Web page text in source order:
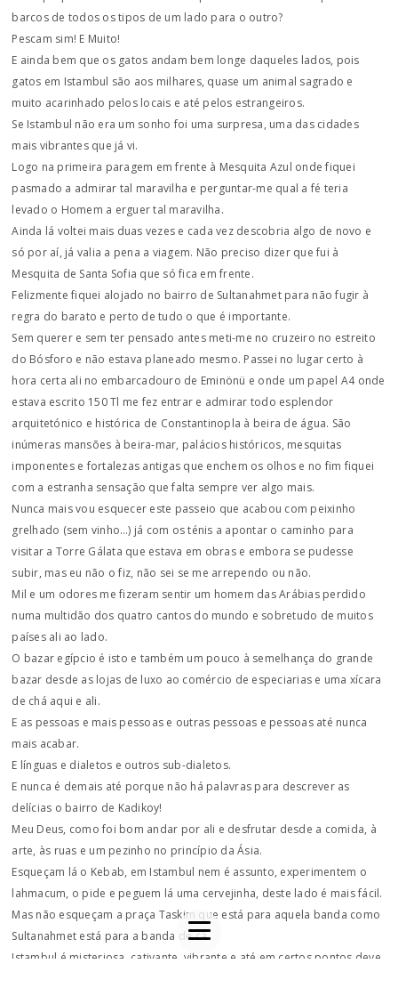
barcos de todos os tipos de um lado para o outro?
Pescam sim! E Muito!
E ainda bem que os gatos andam bem longe daqueles lados, pois
gatos em Istambul são aos milhares, quase um animal sagrado e
muito acarinhado pelos locais e até pelos estrangeiros.
Se Istambul não era um sonho foi uma surpresa, uma das cidades
mais vibrantes que já vi.
Logo na primeira paragem em frente à Mesquita Azul onde fiquei
pasmado a admirar tal maravilha e perguntar-me qual a fé teria
levado o Homem a erguer tal maravilha.
Ainda lá voltei mais duas vezes e cada vez descobria algo de novo e
só por aí, já valia a pena a viagem. Não preciso dizer que fui à
Mesquita de Santa Sofia que só fica em frente.
Felizmente fiquei alojado no bairro de Sultanahmet para não fugir à
regra do barato e perto de tudo o que é importante.
Sem querer e sem ter pensado antes meti-me no cruzeiro no estreito
do Bósforo e não estava planeado mesmo. Passei no lugar certo à
hora certa ali no embarcadouro de Eminönü e onde um papel A4 onde
estava escrito 150 Tl me fez entrar e admirar todo esplendor
arquitetónico e histórica de Constantinopla à beira de água. São
inúmeras mansões à beira-mar, palácios históricos, mesquitas
imponentes e fortalezas antigas que enchem os olhos e no fim fiquei
com a estranha sensação que falta sempre ver algo mais.
Nunca mais vou esquecer este passeio que acabou com peixinho
grelhado (sem vinho…) já com os ténis a apontar o caminho para
visitar a Torre Gálata que estava em obras e embora se pudesse
subir, mas eu não o fiz, não sei se me arrependo ou não.
Mil e um odores me fizeram sentir um homem das Arábias perdido
numa multidão dos quatro cantos do mundo e sobretudo de muitos
países ali ao lado.
O bazar egípcio é isto e também um pouco à semelhança do grande
bazar desde as lojas de luxo ao comércio de especiarias e uma xícara
de chá aqui e ali.
E as pessoas e mais pessoas e outras pessoas e pessoas até nunca
mais acabar.
E línguas e dialetos e outros sub-dialetos.
E nunca é demais até porque não há palavras para descrever as
delícias o bairro de Kadikoy!
Meu Deus, como foi bom andar por ali e desfrutar desde a comida, à
arte, às ruas e um pezinho no princípio da Ásia.
Esqueçam lá o Kebab, em Istambul nem é assunto, experimentem o
lahmacum, o pide e peguem lá uma cervejinha, deste lado é mais fácil.
Mas não esqueçam a praça Taskim que está para aquela banda como
Sultanahmet está para a banda de cá.
Istambul é misteriosa, cativante, vibrante e até em certos pontos deve